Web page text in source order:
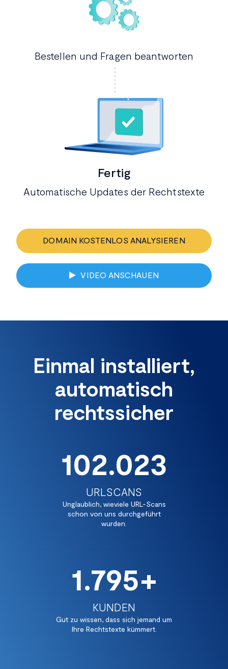
Bestellen und Fragen beantworten
Fertig
Automatische Updates der Rechtstexte
DOMAIN KOSTENLOS ANALYSIEREN
VIDEO ANSCHAUEN
Einmal installiert,
automatisch
rechtssicher
102.288
URLSCANS
Unglaublich, wieviele URL-Scans
schon von uns durchgeführt
wurden.
1.800+
KUNDEN
Gut zu wissen, dass sich jemand um
Ihre Rechtstexte kümmert.